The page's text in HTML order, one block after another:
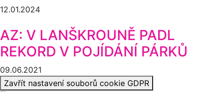
12.01.2024
AZ: V LANŠKROUNĚ PADL
REKORD V POJÍDÁNÍ PÁRKŮ
09.06.2021
Zavřít nastavení souborů cookie GDPR